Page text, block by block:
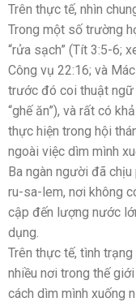
Trên thực tế, nhìn
Trong một số trường
“rửa sạch” (Tít 3:5-6;
Công vụ 22:16; và
trước đó coi thuật ngữ
“ghế ăn”), và rất có
thực hiện trong hội
ngoài việc dìm mình
Ba ngàn người đã
ru-sa-lem, nơi không
cập đến lượng nước
dụng.
Trên thực tế, tình
nhiều nơi trong thế
cách dìm mình xuống